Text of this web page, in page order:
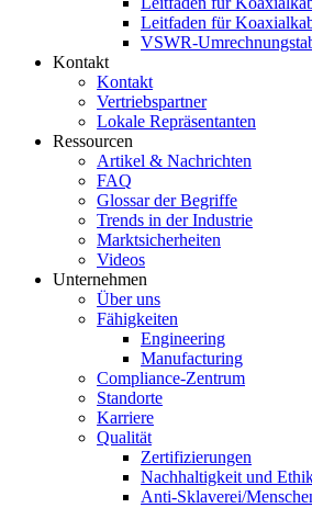
Leitfaden für
VSWR-
Kontakt
Kontakt
Vertriebspartner
Lokale Repräsentanten
Ressourcen
Artikel & Nachrichten
FAQ
Glossar der Begriffe
Trends in der Industrie
Marktsicherheiten
Videos
Unternehmen
Über uns
Fähigkeiten
Engineering
Manufacturing
Compliance-Zentrum
Standorte
Karriere
Qualität
Zertifizierungen
Nachhaltigkeit und
Anti-Sklaverei/